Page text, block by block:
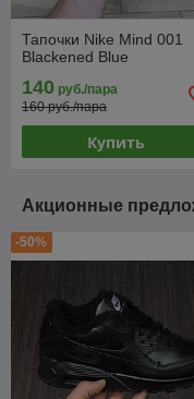
Тапочки Nike Mind 001
Blackened Blue
140 руб./пара
160 руб./пара
Купить
Акционные
-50%